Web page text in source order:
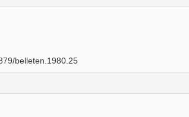
belleten.1980.25